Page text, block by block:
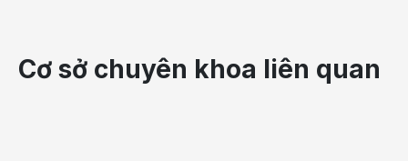
tấn công gây bệnh. Bà bầu bị sốt virus có thể liên
Cơ sở chuyên khoa liên quan